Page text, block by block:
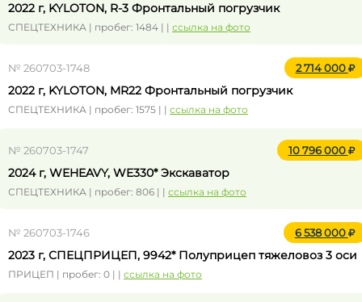
2022 г, KYLOTON, R-3 Фронтальный погрузчик
СПЕЦТЕХНИКА | пробег: 1484 | | ссылка на фото
№ 260703-1748 2 714 000
2022 г, KYLOTON, MR22 Фронтальный погрузчик
СПЕЦТЕХНИКА | пробег: 1575 | | ссылка на фото
№ 260703-1747 10 796 000
2024 г, WEHEAVY, WE330* Экскаватор
СПЕЦТЕХНИКА | пробег: 806 | | ссылка на фото
№ 260703-1746 6 538 000
2023 г, СПЕЦПРИЦЕП, 9942* Полуприцеп тяжеловоз 3 оси
ПРИЦЕП | пробег: 0 | | ссылка на фото